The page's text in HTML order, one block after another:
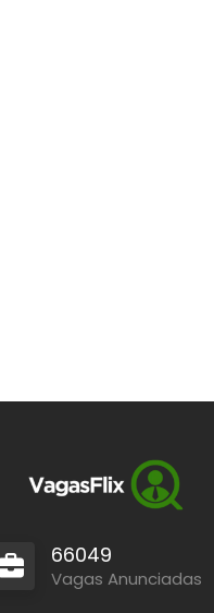
66049
Vagas Anunciadas